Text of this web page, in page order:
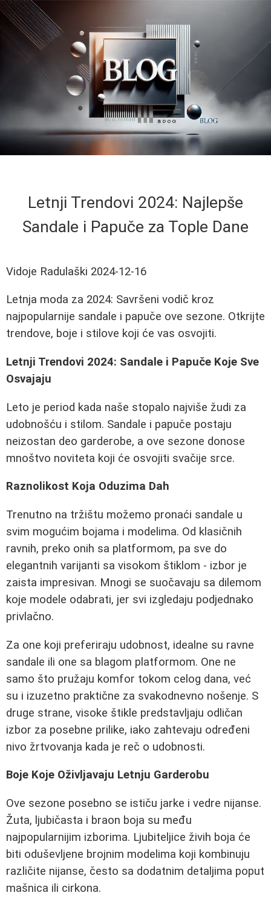
Letnji Trendovi 2024: Najlepše
Sandale i Papuče za Tople Dane
Vidoje Radulaški 2024-12-16
Letnja moda za 2024: Savršeni vodič kroz
najpopularnije sandale i papuče ove sezone. Otkrijte
trendove, boje i stilove koji će vas osvojiti.
Letnji Trendovi 2024: Sandale i Papuče Koje Sve
Osvajaju
Leto je period kada naše stopalo najviše žudi za
udobnošću i stilom. Sandale i papuče postaju
neizostan deo garderobe, a ove sezone donose
mnoštvo noviteta koji će osvojiti svačije srce.
Raznolikost Koja Oduzima Dah
Trenutno na tržištu možemo pronaći sandale u
svim mogućim bojama i modelima. Od klasičnih
ravnih, preko onih sa platformom, pa sve do
elegantnih varijanti sa visokom štiklom - izbor je
zaista impresivan. Mnogi se suočavaju sa dilemom
koje modele odabrati, jer svi izgledaju podjednako
privlačno.
Za one koji preferiraju udobnost, idealne su ravne
sandale ili one sa blagom platformom. One ne
samo što pružaju komfor tokom celog dana, već
su i izuzetno praktične za svakodnevno nošenje. S
druge strane, visoke štikle predstavljaju odličan
izbor za posebne prilike, iako zahtevaju određeni
nivo žrtvovanja kada je reč o udobnosti.
Boje Koje Oživljavaju Letnju Garderobu
Ove sezone posebno se ističu jarke i vedre nijanse.
Žuta, ljubičasta i braon boja su među
najpopularnijim izborima. Ljubiteljice živih boja će
biti oduševljene brojnim modelima koji kombinuju
različite nijanse, često sa dodatnim detaljima poput
mašnica ili cirkona.